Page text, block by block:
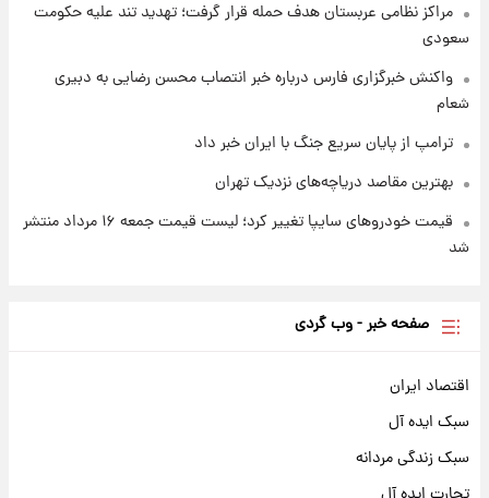
مراکز نظامی عربستان هدف حمله قرار گرفت؛ تهدید تند علیه حکومت
سعودی
واکنش خبرگزاری فارس درباره خبر انتصاب محسن رضایی به دبیری
شعام
ترامپ از پایان سریع جنگ با ایران خبر داد
بهترین مقاصد دریاچه‌های نزدیک تهران
قیمت خودروهای سایپا تغییر کرد؛ لیست قیمت جمعه ۱۶ مرداد منتشر
شد
صفحه خبر - وب گردی
اقتصاد ایران
سبک ایده آل
سبک زندگی مردانه